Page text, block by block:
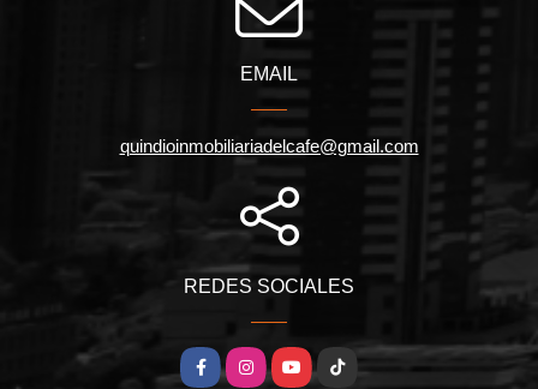
EMAIL
quindioinmobiliariadelcafe@gmail.com
REDES SOCIALES
FacebookInstagramYouTube
TikTok